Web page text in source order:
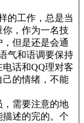
的工作，总是当
，作为一名技
但是还是会通
气和语调要保持
话和QQ理对客
己的情绪，不能
需要注意的地
述的完的。个